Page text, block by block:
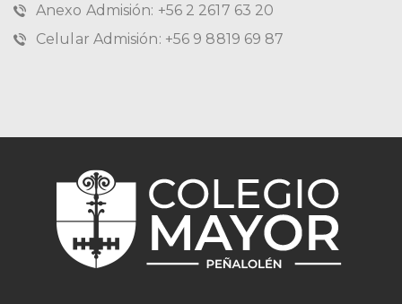
Anexo Admisión: +56 2 2617 63 20
Celular Admisión: +56 9 8819 69 87